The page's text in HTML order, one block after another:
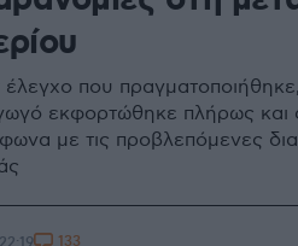
που
εκφορτώθηκε πλήρως και
με τις προβλεπόμενες
133